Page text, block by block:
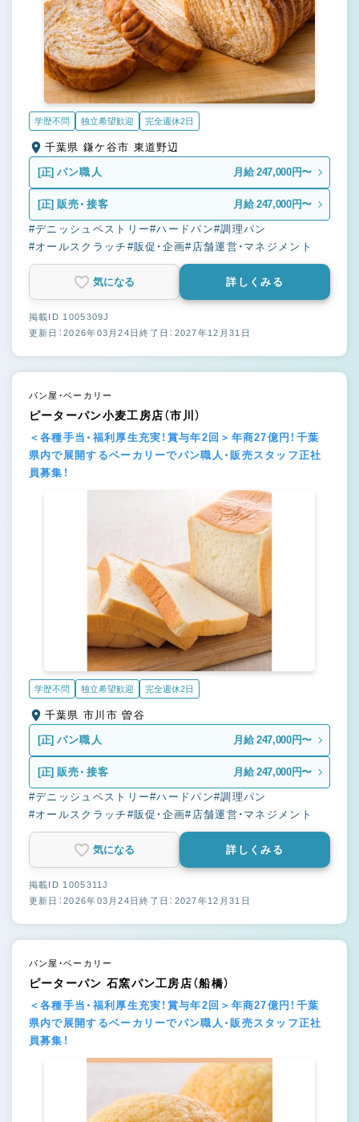
学歴不問 独立希望歓迎 完全週休2日
千葉県 鎌ケ谷市 東道野辺
[正] パン職人 月給 247,000円〜
[正] 販売・接客 月給 247,000円〜
#デニッシュペストリー#ハードパン#調理パン
#オールスクラッチ #販促・企画#店舗運営・マネジメント
気になる 詳しくみる
掲載ID 1005309J
更新日：2026年03月24日終了日：2027年12月31日
パン屋・ベーカリー
ピーターパン小麦工房店（市川）
＜各種手当・福利厚生充実！賞与年2回＞年商27億円！千葉
県内で展開するベーカリーでパン職人・販売スタッフ正社
員募集！
学歴不問 独立希望歓迎 完全週休2日
千葉県 市川市 曽谷
[正] パン職人 月給 247,000円〜
[正] 販売・接客 月給 247,000円〜
#デニッシュペストリー#ハードパン#調理パン
#オールスクラッチ #販促・企画#店舗運営・マネジメント
気になる 詳しくみる
掲載ID 1005311J
更新日：2026年03月24日終了日：2027年12月31日
パン屋・ベーカリー
ピーターパン 石窯パン工房店（船橋）
＜各種手当・福利厚生充実！賞与年2回＞年商27億円！千葉
県内で展開するベーカリーでパン職人・販売スタッフ正社
員募集！